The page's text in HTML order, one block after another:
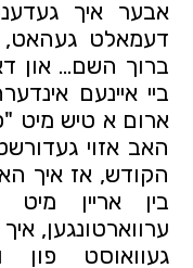
אבער איך
דעמאלט געהאט,
ברוך השם… און
ביי איינעם
ארום א טיש מיט
האב אזוי
הקודש, אז איך
בין אריין מיט
ערווארטונגען,
געוואוסט פון